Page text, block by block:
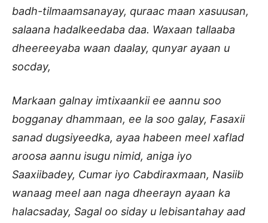
badh-tilmaamsanayay, quraac maan xasuusan,
salaana hadalkeedaba daa. Waxaan tallaaba
dheereeyaba waan daalay, qunyar ayaan u
socday,
Markaan galnay imtixaankii ee aannu soo
bogganay dhammaan, ee la soo galay, Fasaxii
sanad dugsiyeedka, ayaa habeen meel xaflad
aroosa aannu isugu nimid, aniga iyo
Saaxiibadey, Cumar iyo Cabdiraxmaan, Nasiib
wanaag meel aan naga dheerayn ayaan ka
halacsaday, Sagal oo siday u lebisantahay aad